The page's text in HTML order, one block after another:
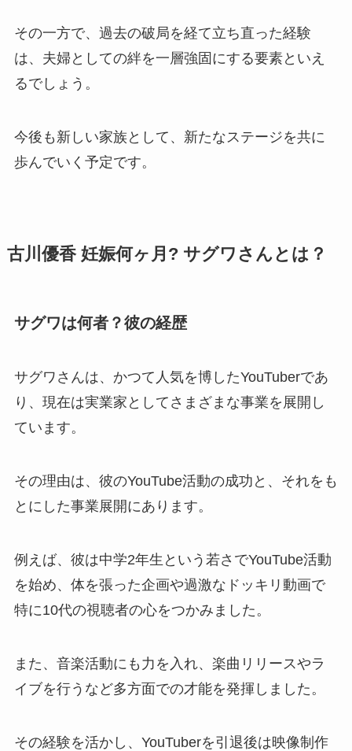
その一方で、過去の破局を経て立ち直った経験
は、夫婦としての絆を一層強固にする要素といえ
るでしょう。
今後も新しい家族として、新たなステージを共に
歩んでいく予定です。
古川優香 妊娠何ヶ月? サグワさんとは？
サグワは何者？彼の経歴
サグワさんは、かつて人気を博したYouTuberであ
り、現在は実業家としてさまざまな事業を展開し
ています。
その理由は、彼のYouTube活動の成功と、それをも
とにした事業展開にあります。
例えば、彼は中学2年生という若さでYouTube活動
を始め、体を張った企画や過激なドッキリ動画で
特に10代の視聴者の心をつかみました。
また、音楽活動にも力を入れ、楽曲リリースやラ
イブを行うなど多方面での才能を発揮しました。
その経験を活かし、YouTuberを引退後は映像制作